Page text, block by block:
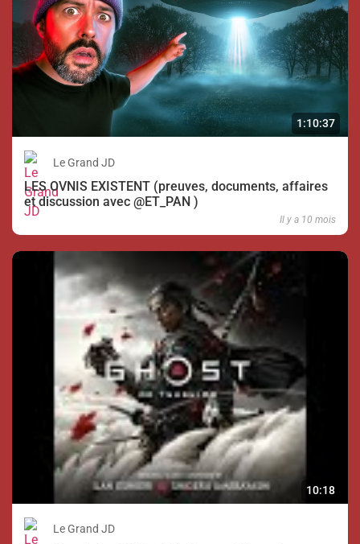
1:10:37
Le Grand JD
LES OVNIS EXISTENT (preuves, documents, affaires
et discussion avec @ET_PAN )
Il y a 10 mois
10:18
Le Grand JD